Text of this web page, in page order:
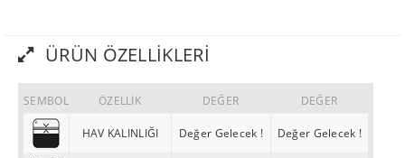
ÜRÜN ÖZELLIKLERI
SEMBOL ÖZELLİK DEĞER DEĞER
HAV KALINLIĞI Değer Gelecek ! Değer Gelecek !